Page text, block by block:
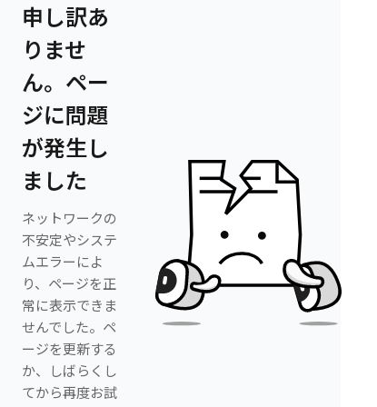
申し訳あ
りませ
ん。ペー
ジに問題
が発生し
ました
ネットワークの
不安定やシステ
ムエラーによ
り、ページを正
常に表示できま
せんでした。ペ
ージを更新する
か、しばらくし
てから再度お試